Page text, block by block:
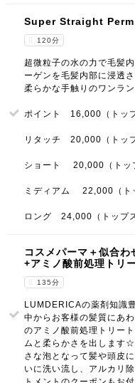
Super Straight
120分
超微粒子の水の力で毛髪
ーゲンを毛髪内部に浸透
柔らかな手触りのワンラ
ポイント 16,000（トップ
リタッチ 20,000（トッ
ショート 20,000（トッ
ミディアム 22,000（ト
ロング 24,000（トップ
コスメパーマ＋似合
+アミノ酸前処理トリ
135分
LUMDERICAの薬剤知識
中からお客様の髪質にあ
のアミノ酸前処理トリー
ムと柔らかさを出します
さな泡となって髪や頭皮
いに洗い流し、アルカリ